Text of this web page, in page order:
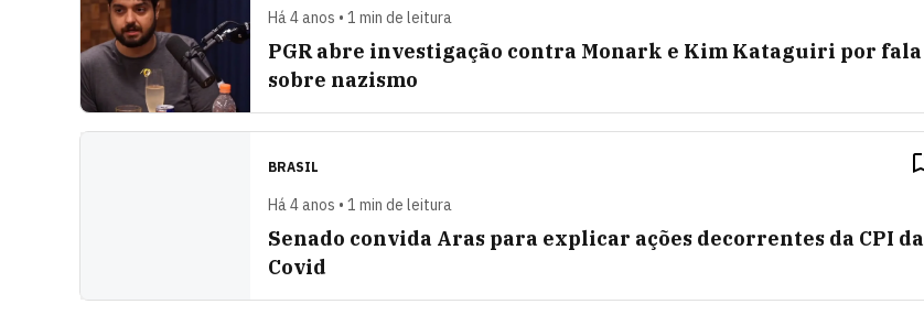
Há 4 anos • 1 min de leitura
PGR abre investigação contra Monark e Kim Kataguiri por fala
sobre nazismo
BRASIL
Há 4 anos • 1 min de leitura
Senado convida Aras para explicar ações decorrentes da CPI da
Covid